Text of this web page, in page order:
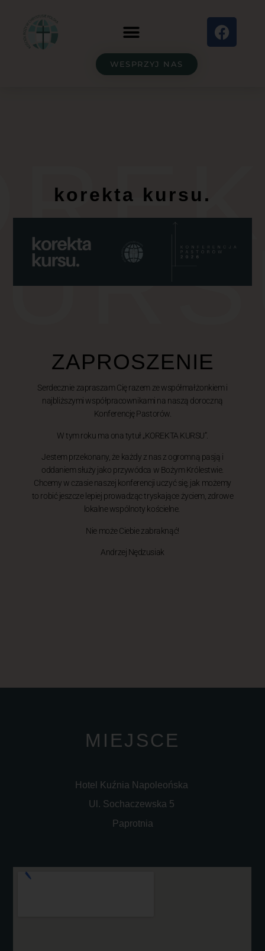
WESPRZYJ NAS
korekta kursu.
ZAPROSZENIE
Serdecznie zapraszam Cię razem ze współmałżonkiem i
najbliższymi współpracownikami na naszą doroczną
Konferencję Pastorów.
W tym roku ma ona tytuł „KOREKTA KURSU”.
Jestem przekonany, że każdy z nas z ogromną pasją i
oddaniem służy jako przywódca w Bożym Królestwie.
Chcemy w czasie naszej konferencji uczyć się, jak możemy
to robić jeszcze lepiej prowadząc tryskające życiem, zdrowe
lokalne wspólnoty kościelne.
Nie może Ciebie zabraknąć!
Andrzej Nędzusiak
MIEJSCE
Hotel Kuźnia Napoleońska
Ul. Sochaczewska 5
Paprotnia